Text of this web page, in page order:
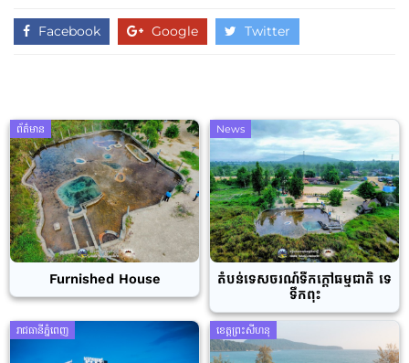
Facebook Google Twitter
ព័ត៌មាន
Furnished House
News
តំបន់ទេសចរណ៍ទឹកក្តៅធម្មជាតិ ទេ
ទឹកពុះ
រាជធានីភ្នំពេញ ខេត្តព្រះសីហនុ